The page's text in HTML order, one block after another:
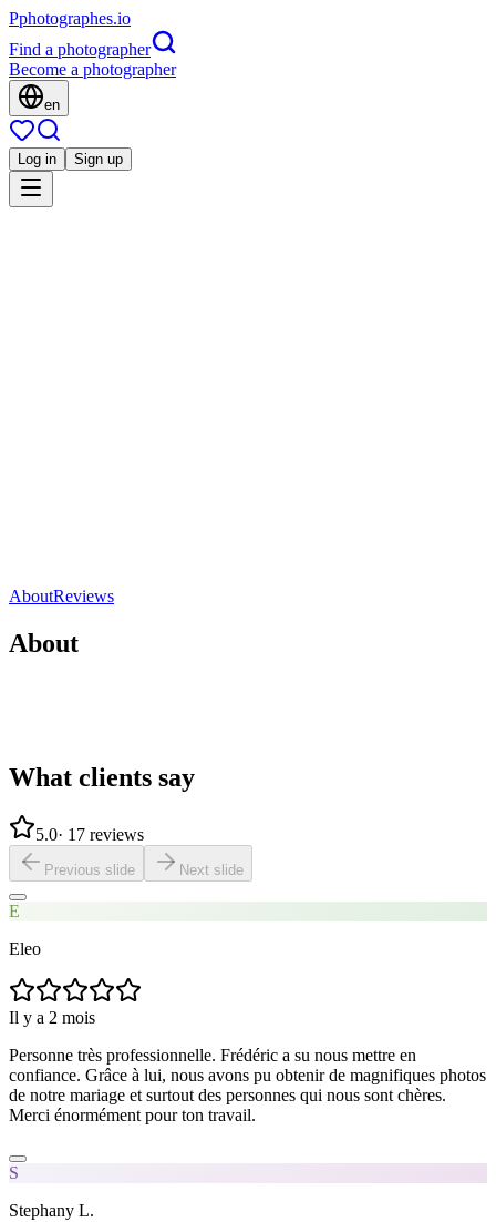
Pphotographes.io
Find a photographer
Become a photographer
en
Log in Sign up
Share
AboutReviews
About
What clients say
5.0· 17 reviews
Previous slide Next slide
E
Eleo
Il y a 2 mois
Personne très professionnelle. Frédéric a su nous mettre en
confiance. Grâce à lui, nous avons pu obtenir de magnifiques photos
de notre mariage et surtout des personnes qui nous sont chères.
Merci énormément pour ton travail.
S
Stephany L.